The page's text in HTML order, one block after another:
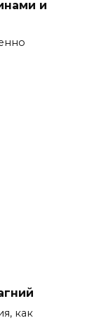
и
как